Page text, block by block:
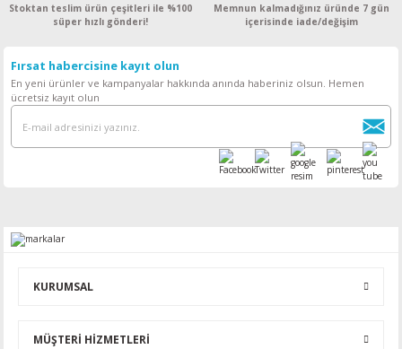
Stoktan teslim ürün çeşitleri ile %100
süper hızlı gönderi!
Memnun kalmadığınız üründe 7 gün
içerisinde iade/değişim
Fırsat habercisine kayıt olun
En yeni ürünler ve kampanyalar hakkında anında haberiniz olsun. Hemen
ücretsiz kayıt olun
KURUMSAL
MÜŞTERİ HİZMETLERİ